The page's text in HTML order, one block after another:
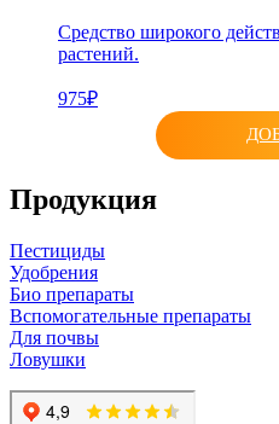
Средство широкого
растений.
975₽
Продукция
Пестициды
Удобрения
Био препараты
Вспомогательные препараты
Для почвы
Ловушки